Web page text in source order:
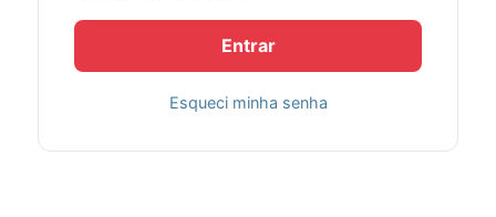
Esqueci minha senha